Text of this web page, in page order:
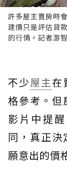
許多屋主賣房時
建價只是評估貸
的行情。記者游
不少屋主在
格參考。但
影片中提
同，真正決
願意出的價